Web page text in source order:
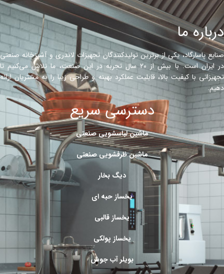
درباره ما
صنایع پاسارگاد، یکی از برترین تولیدکنندگان تجهیزات لاندری و آشپزخانه صنعتی
در ایران است. با بیش از ۲۰ سال تجربه در این صنعت، ما تلاش می‌کنیم تا
تجهیزاتی با کیفیت بالا، قابلیت عملکرد بهینه و طراحی زیبا را به مشتریان ارائه
دهیم.
دسترسی سریع
ماشین لباسشویی صنعتی
ماشین ظرفشویی صنعتی
دیگ بخار
یخساز حبه ای
یخساز قالبی
یخساز پولکی
بویلر آب جوش